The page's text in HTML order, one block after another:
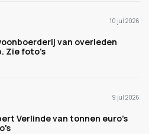
10 jul 2026
van overleden
Zie foto's
9 jul 2026
Verlinde van tonnen euro's